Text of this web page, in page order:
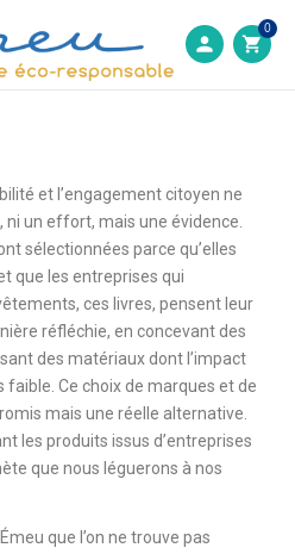
person shopping_cart
0
et l’engagement citoyen ne
ni un effort, mais une évidence.
sélectionnées parce qu’elles
que les entreprises qui
ces livres, pensent leur
réfléchie, en concevant des
des matériaux dont l’impact
Ce choix de marques et de
mais une réelle alternative.
les produits issus d’entreprises
que nous léguerons à nos
que l’on ne trouve pas